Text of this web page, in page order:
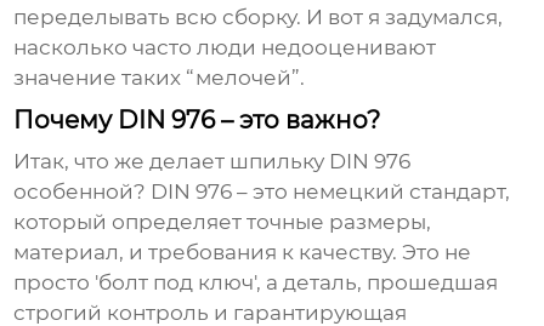
переделывать всю сборку. И вот я задумался,
насколько часто люди недооценивают
значение таких “мелочей”.
Почему DIN 976 – это важно?
Итак, что же делает шпильку DIN 976
особенной? DIN 976 – это немецкий стандарт,
который определяет точные размеры,
материал, и требования к качеству. Это не
просто 'болт под ключ', а деталь, прошедшая
строгий контроль и гарантирующая